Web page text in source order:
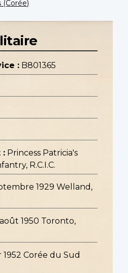
(Corée)
: B801365
: Princess Patricia's
R.C.I.C.
1929 Welland,
1950 Toronto,
1952 Corée du Sud